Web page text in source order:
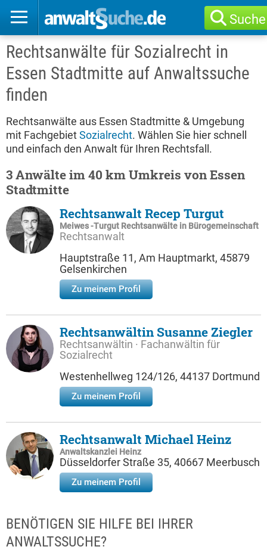
Suche
Rechtsanwälte für Sozialrecht in
Essen Stadtmitte auf Anwaltssuche
finden
Rechtsanwälte aus Essen Stadtmitte & Umgebung
mit FachgebietSozialrecht. Wählen Sie hier schnell
und einfach den Anwalt für Ihren Rechtsfall.
3 Anwälte im 40 km Umkreis von Essen
Stadtmitte
Rechtsanwalt Recep Turgut
Meiwes -Turgut Rechtsanwälte in Bürogemeinschaft
Rechtsanwalt
Hauptstraße 11, Am Hauptmarkt, 45879
Gelsenkirchen
Zu meinem Profil
Rechtsanwältin Susanne Ziegler
Rechtsanwältin · Fachanwältin für
Sozialrecht
Westenhellweg 124/126, 44137 Dortmund
Zu meinem Profil
Rechtsanwalt Michael Heinz
Anwaltskanzlei Heinz
Düsseldorfer Straße 35, 40667 Meerbusch
Zu meinem Profil
BENÖTIGEN SIE HILFE BEI IHRER
ANWALTSSUCHE?